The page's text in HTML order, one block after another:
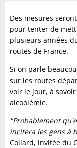
Des mesures
pour tenter de
plusieurs années
routes de France.
Si on parle
sur les routes
voir le jour, à
alcoolémie.
"Probablement
incitera les gens à
Collard, invitée du